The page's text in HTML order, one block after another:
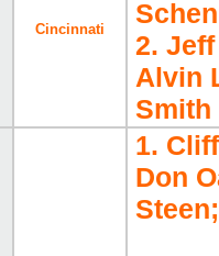
Cincinnati
2.
Alvin
Smith
1.
Don